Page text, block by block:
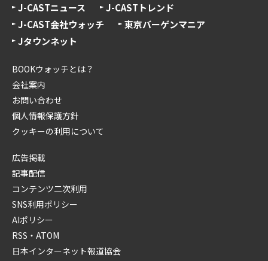
J-CASTニュース
J-CASTトレンド
J-CAST会社ウォッチ
東京バーゲンマニア
Jタウンネット
BOOKウォッチとは？
会社案内
お問い合わせ
個人情報保護方針
クッキーの利用について
広告掲載
記事配信
コンテンツ二次利用
SNS利用ポリシー
AIポリシー
RSS・ATOM
日本インターネット報道協会